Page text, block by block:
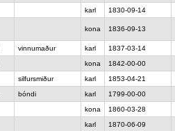
karl 1830-09-14
kona 1836-09-13
vinnumaður karl
1837-03-14
kona
1842-00-00
silfursmiður karl
1853-04-21
bóndi karl
1799-00-00
kona
1860-03-28
karl
1870-06-09